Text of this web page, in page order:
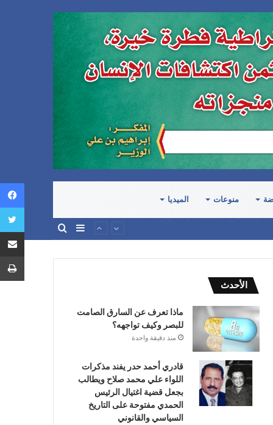
منوعات الميديا
إضافة
الأحدث
ماذا تعرف عن السارق الصامت
للبصر وكيف تواجهه؟
منذ دقيقة واحدة
قادري أحمد حدر يفند مذكرات
اللواء علي محمد صلاح ويطالب
بجعل قضية اغتيال الرئيس
الحمدي مفتوحة على التاريخ
السياسي والقانوني